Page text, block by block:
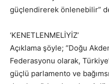
güçlendirerek önlenebilir”
‘KENETLENMELİYİZ’
Açıklama şöyle; “Doğu
Federasyonu olarak,
güçlü parlamento ve